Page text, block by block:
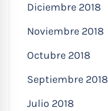
Diciembre 2018
Noviembre 2018
Octubre 2018
Septiembre 2018
Julio 2018